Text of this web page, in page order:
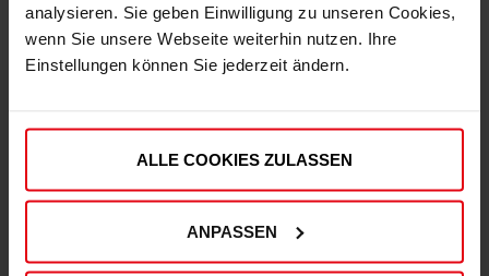
analysieren. Sie geben Einwilligung zu unseren Cookies,
wenn Sie unsere Webseite weiterhin nutzen. Ihre
Einstellungen können Sie jederzeit ändern.
ALLE COOKIES ZULASSEN
ANPASSEN
DEINE VORTEILE IN UNSEREM SHOP